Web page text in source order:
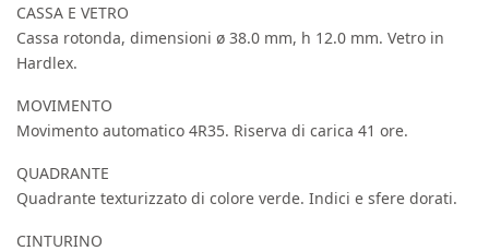
CASSA E VETRO
Cassa rotonda, dimensioni ø 38.0 mm, h 12.0 mm. Vetro in
Hardlex.
MOVIMENTO
Movimento automatico 4R35. Riserva di carica 41 ore.
QUADRANTE
Quadrante texturizzato di colore verde. Indici e sfere dorati.
CINTURINO